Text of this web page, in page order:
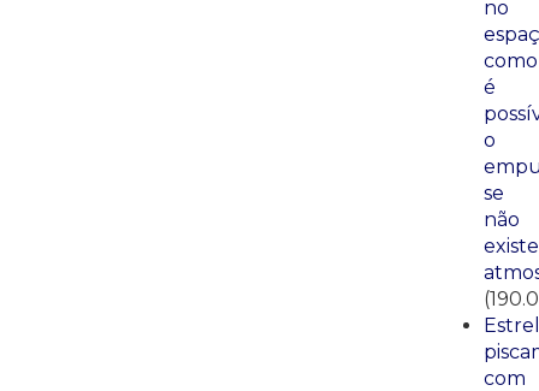
no
como
é
o
se
não
existe
com